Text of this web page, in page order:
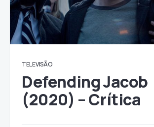
TELEVISÃO
Defending Jacob
(2020) – Crítica